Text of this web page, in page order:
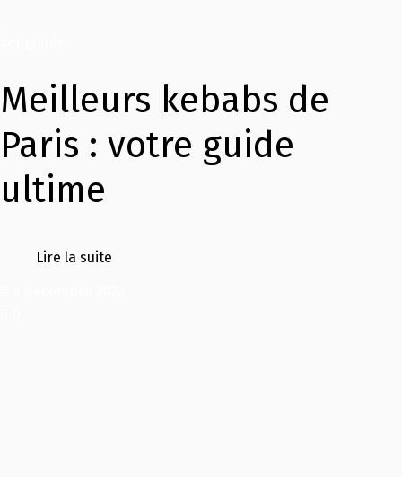
Meilleurs kebabs de
Paris : votre guide
ultime
Lire la suite